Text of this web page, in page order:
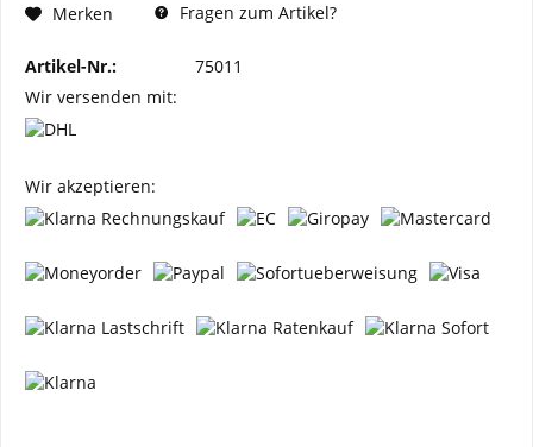
Merken Fragen zum Artikel?
Artikel-Nr.:
75011
Wir versenden mit:
Wir akzeptieren: